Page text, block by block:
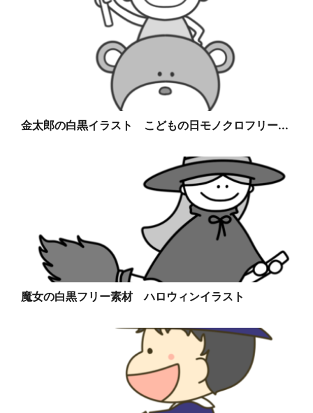
金太郎の白黒イラスト こどもの日モノクロフリー...
魔女の白黒フリー素材 ハロウィンイラスト